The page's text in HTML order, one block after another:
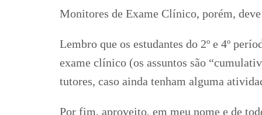
Monitores de Exame Clínico, porém,
Lembro que os estudantes do 2º e 4º
exame clínico (os assuntos são
tutores, caso ainda tenham alguma
Por fim, aproveito, em meu nome e de